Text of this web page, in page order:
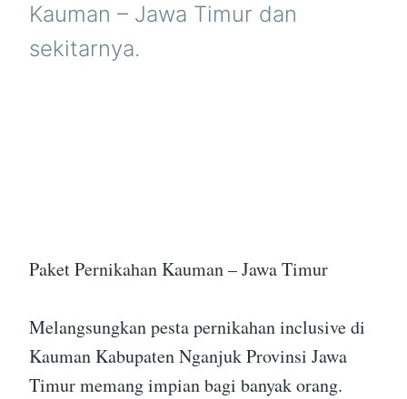
Kauman – Jawa Timur dan
sekitarnya.
Paket Pernikahan Kauman – Jawa Timur
Melangsungkan pesta pernikahan inclusive di
Kauman Kabupaten Nganjuk Provinsi Jawa
Timur memang impian bagi banyak orang.